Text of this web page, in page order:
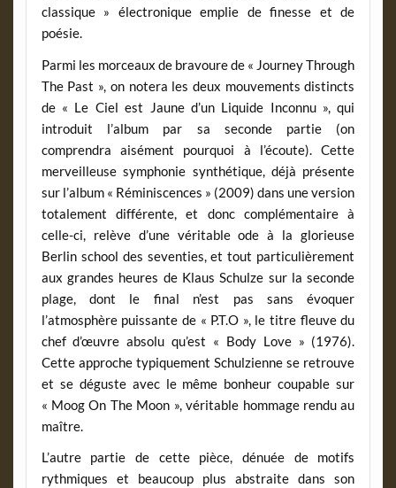
classique » électronique emplie de finesse et de
poésie.
Parmi les morceaux de bravoure de « Journey Through
The Past », on notera les deux mouvements distincts
de « Le Ciel est Jaune d’un Liquide Inconnu », qui
introduit l’album par sa seconde partie (on
comprendra aisément pourquoi à l’écoute). Cette
merveilleuse symphonie synthétique, déjà présente
sur l’album « Réminiscences » (2009) dans une version
totalement différente, et donc complémentaire à
celle-ci, relève d’une véritable ode à la glorieuse
Berlin school des seventies, et tout particulièrement
aux grandes heures de Klaus Schulze sur la seconde
plage, dont le final n’est pas sans évoquer
l’atmosphère puissante de « P.T.O », le titre fleuve du
chef d’œuvre absolu qu’est « Body Love » (1976).
Cette approche typiquement Schulzienne se retrouve
et se déguste avec le même bonheur coupable sur
« Moog On The Moon », véritable hommage rendu au
maître.
L’autre partie de cette pièce, dénuée de motifs
rythmiques et beaucoup plus abstraite dans son